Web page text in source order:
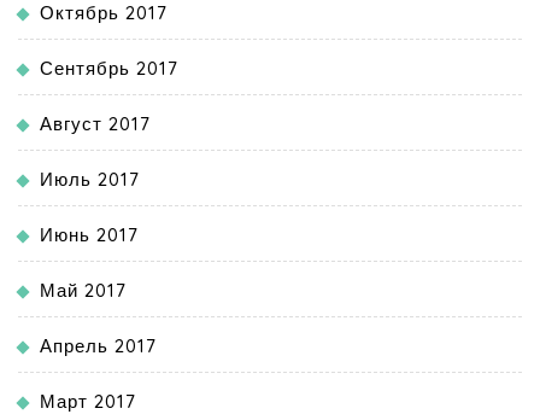
Октябрь 2017
Сентябрь 2017
Август 2017
Июль 2017
Июнь 2017
Май 2017
Апрель 2017
Март 2017